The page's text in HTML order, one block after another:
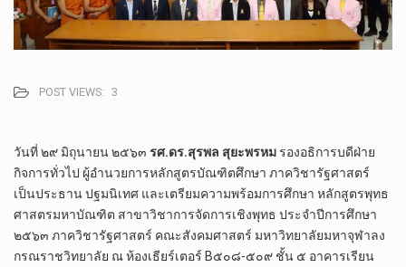
POST VIEWS: 3
วันที่ ๒๙ มิถุนายน ๒๕๖๓ รศ.ดร.สุรพล สุยะพรหม รองอธิการบดีฝ่าย
กิจการทั่วไป ผู้อำนวยการหลักสูตรบัณฑิตศึกษา ภาควิชารัฐศาสตร์
เป็นประธาน ปฐมนิเทศ และเตรียมความพร้อมการศึกษา หลักสูตรพุทธ
ศาสตรมหาบัณฑิต สาขาวิชาการจัดการเชิงพุทธ ประจำปีการศึกษา
๒๕๖๓ ภาควิชารัฐศาสตร์ คณะสังคมศาสตร์ มหาวิทยาลัยมหาจุฬาลง
กรณราชวิทยาลัย ณ ห้องเธียร์เตอร์ B๕๐๘-๕๐๙ ชั้น ๕ อาคารเรียน